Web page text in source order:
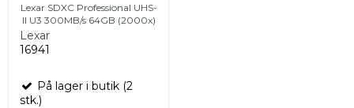
Lexar SDXC Professional UHS-
II U3 300MB/s 64GB (2000x)
Lexar
16941
På lager i butik (2
stk.)